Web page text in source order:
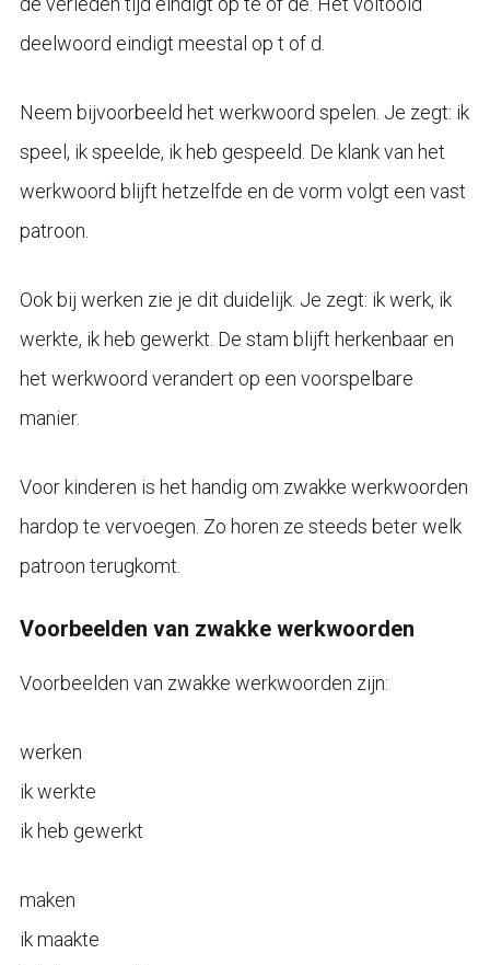
deelwoord eindigt meestal op t of d.
Neem bijvoorbeeld het werkwoord spelen. Je zegt: ik
speel, ik speelde, ik heb gespeeld. De klank van het
werkwoord blijft hetzelfde en de vorm volgt een vast
patroon.
Ook bij werken zie je dit duidelijk. Je zegt: ik werk, ik
werkte, ik heb gewerkt. De stam blijft herkenbaar en
het werkwoord verandert op een voorspelbare
manier.
Voor kinderen is het handig om zwakke werkwoorden
hardop te vervoegen. Zo horen ze steeds beter welk
patroon terugkomt.
Voorbeelden van zwakke werkwoorden
Voorbeelden van zwakke werkwoorden zijn:
werken
ik werkte
ik heb gewerkt
maken
ik maakte